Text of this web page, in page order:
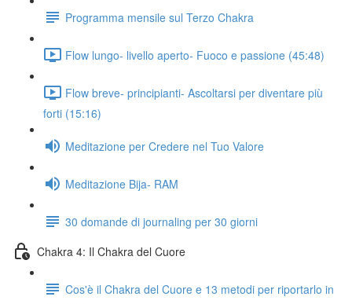
Programma mensile sul Terzo Chakra
Flow lungo- livello aperto- Fuoco e passione (45:48)
Flow breve- principianti- Ascoltarsi per diventare più
forti (15:16)
Meditazione per Credere nel Tuo Valore
Meditazione Bija- RAM
30 domande di journaling per 30 giorni
Chakra 4: Il Chakra del Cuore
Cos'è il Chakra del Cuore e 13 metodi per riportarlo in